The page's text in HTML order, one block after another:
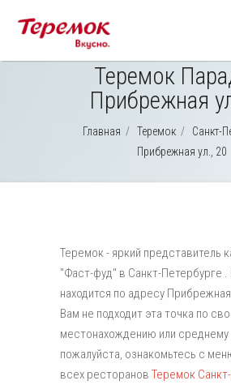
Теремок
Прибрежная
Главная / Теремок / Санкт-
Прибрежная ул., 20
Теремок - яркий представитель
"Фаст-фуд" в Санкт-Петербурге .
находится по адресу
Вам не подходит эта точка по
местонахождению или среднему
пожалуйста, ознакомьтесь с
всех ресторанов Теремок